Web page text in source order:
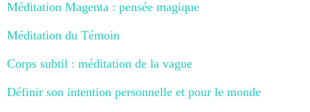
Méditation Magenta : pensée magique
Méditation du Témoin
Corps subtil : méditation de la vague
Définir son intention personnelle et pour le monde